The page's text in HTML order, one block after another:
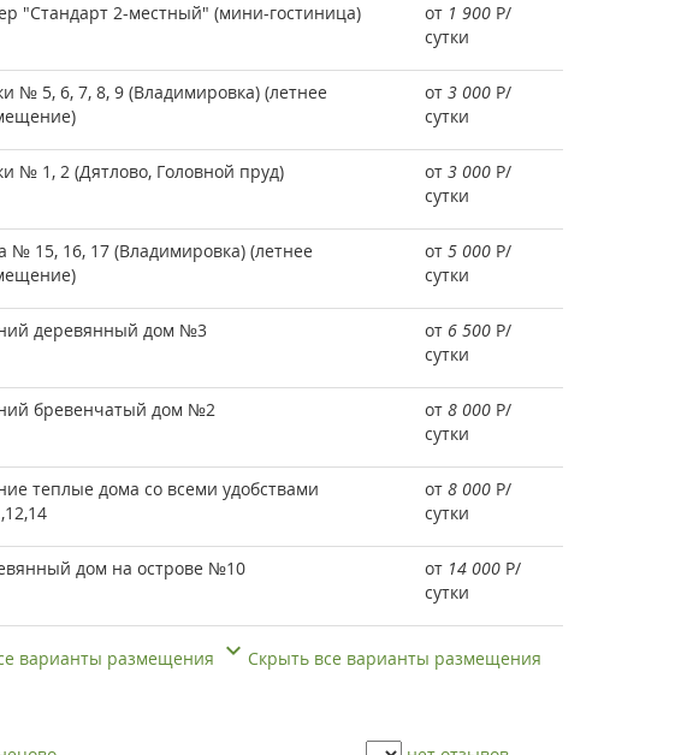
"Стандарт 2-местный" (мини-гостиница) от 1 900 Р/
сутки
№ 5, 6, 7, 8, 9 (Владимировка) (летнее
от 3 000 Р/
сутки
№ 1, 2 (Дятлово, Головной пруд) от 3 000 Р/
сутки
№ 15, 16, 17 (Владимировка) (летнее
от 5 000 Р/
сутки
деревянный дом №3 от 6 500 Р/
сутки
бревенчатый дом №2 от 8 000 Р/
сутки
теплые дома со всеми удобствами
от 8 000 Р/
сутки
дом на острове №10 от 14 000 Р/
сутки
варианты размещения Скрыть все варианты размещения